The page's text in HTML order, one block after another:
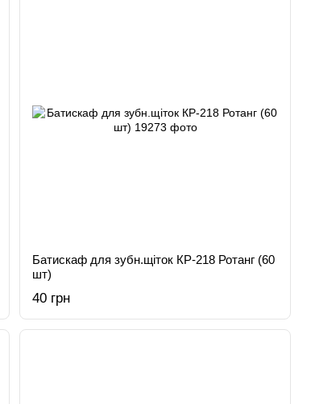
Батискаф для зубн.щiток КР-218 Ротанг (60
шт)
40 грн